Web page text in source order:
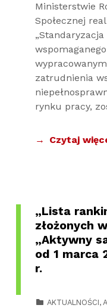
Ministerstwie
Społecznej
zatrudnienia
rynku pracy,
Czytaj
„Lista
złożonych
„Aktywny
od 1 marca
r.
AKTUALNOŚCI,